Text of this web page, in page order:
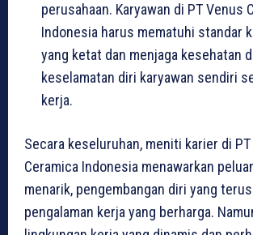
perusahaan. Karyawan di PT Venus
Indonesia harus mematuhi standar
yang ketat dan menjaga kesehatan
keselamatan diri karyawan sendiri
kerja.
Secara keseluruhan, meniti karier di
Ceramica Indonesia menawarkan
menarik, pengembangan diri yang
pengalaman kerja yang berharga.